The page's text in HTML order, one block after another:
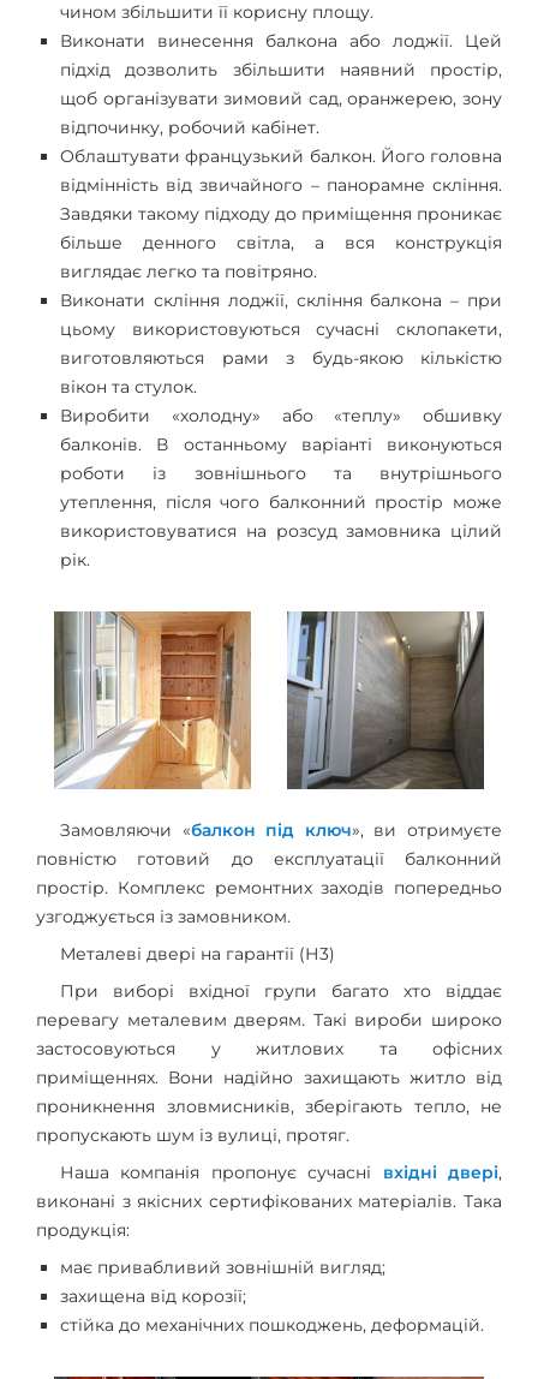
чином збільшити її корисну площу.
Виконати винесення балкона або лоджії. Цей
підхід дозволить збільшити наявний простір,
щоб організувати зимовий сад, оранжерею, зону
відпочинку, робочий кабінет.
Облаштувати французький балкон. Його головна
відмінність від звичайного – панорамне скління.
Завдяки такому підходу до приміщення проникає
більше денного світла, а вся конструкція
виглядає легко та повітряно.
Виконати скління лоджії, скління балкона – при
цьому використовуються сучасні склопакети,
виготовляються рами з будь-якою кількістю
вікон та стулок.
Виробити «холодну» або «теплу» обшивку
балконів. В останньому варіанті виконуються
роботи із зовнішнього та внутрішнього
утеплення, після чого балконний простір може
використовуватися на розсуд замовника цілий
рік.
Замовляючи «балкон під ключ», ви отримуєте
повністю готовий до експлуатації балконний
простір. Комплекс ремонтних заходів попередньо
узгоджується із замовником.
Металеві двері на гарантії (Н3)
При виборі вхідної групи багато хто віддає
перевагу металевим дверям. Такі вироби широко
застосовуються у житлових та офісних
приміщеннях. Вони надійно захищають житло від
проникнення зловмисників, зберігають тепло, не
пропускають шум із вулиці, протяг.
Наша компанія пропонує сучасні вхідні двері,
виконані з якісних сертифікованих матеріалів. Така
продукція:
має привабливий зовнішній вигляд;
захищена від корозії;
стійка до механічних пошкоджень, деформацій.